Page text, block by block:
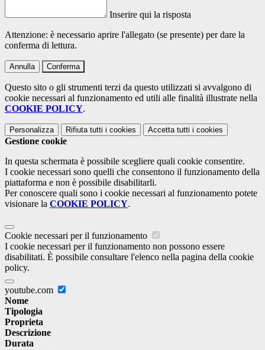
Inserire qui la risposta
Attenzione: è necessario aprire l'allegato (se presente) per dare la
conferma di lettura.
Annulla Conferma
Questo sito o gli strumenti terzi da questo utilizzati si avvalgono di
cookie necessari al funzionamento ed utili alle finalità illustrate nella
COOKIE POLICY.
Personalizza Rifiuta tutti i cookies Accetta tutti i cookies
Gestione cookie
In questa schermata è possibile scegliere quali cookie consentire.
I cookie necessari sono quelli che consentono il funzionamento della
piattaforma e non è possibile disabilitarli.
Per conoscere quali sono i cookie necessari al funzionamento potete
visionare la COOKIE POLICY.
Cookie necessari per il funzionamento
I cookie necessari per il funzionamento non possono essere
disabilitati. È possibile consultare l'elenco nella pagina della cookie
policy.
youtube.com
Nome
Tipologia
Proprieta
Descrizione
Durata